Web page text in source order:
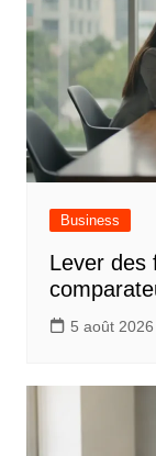
Business
Lever des
5 août 2026